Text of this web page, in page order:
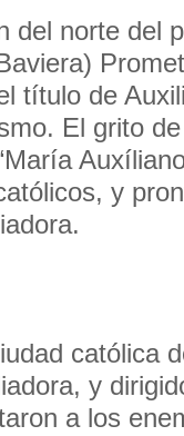
del norte del
título de
El grito
y
católica
y
a los